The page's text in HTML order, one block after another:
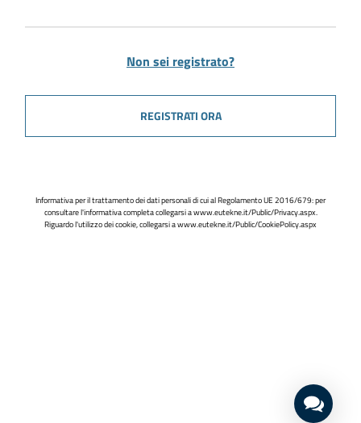
Non sei registrato?
REGISTRATI ORA
Informativa per il trattamento dei dati personali di cui al Regolamento UE 2016/679: per
consultare l'informativa completa collegarsi awww.eutekne.it/Public/Privacy.aspx.
Riguardo l'utilizzo dei cookie, collegarsi awww.eutekne.it/Public/CookiePolicy.aspx